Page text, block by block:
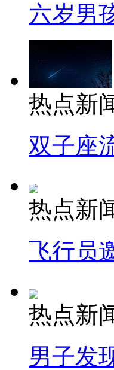
六岁男
热点新
双子座
热点新
飞行员
热点新
男子发